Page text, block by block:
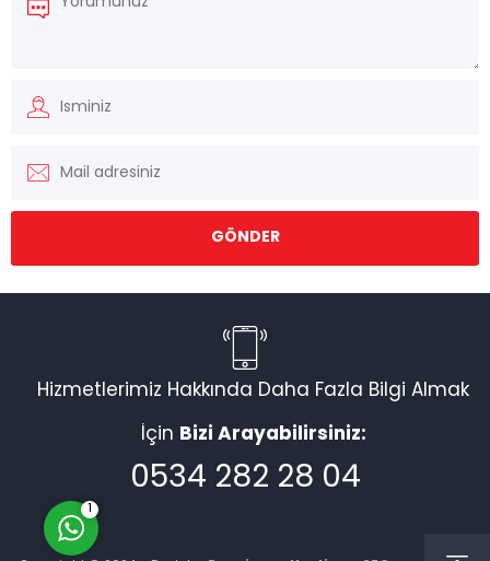
Hizmetlerimiz Hakkında Daha Fazla Bilgi Almak
İçin Bizi Arayabilirsiniz:
0534 282 28 04
Müşteri Temsilcisi
Cevap Yaz